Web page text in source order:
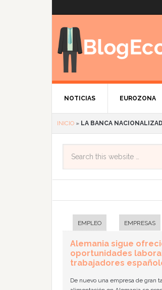
NOTICIAS EUROZONA
INICIO » LA BANCA
EMPLEO EMPRESAS
Alemania sigue
oportunidades
trabajadores
De nuevo una empresa de gran